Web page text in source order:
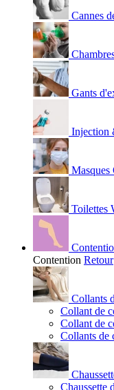
Cannes
Gants
Injection
Masques
Toilettes
Contention Retour
Collants
Collant de
Collant de
Collants de
Chaussette